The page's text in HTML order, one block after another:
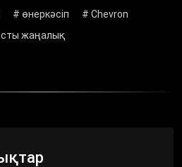
# өнеркәсіп
# Chevron
жаңалық